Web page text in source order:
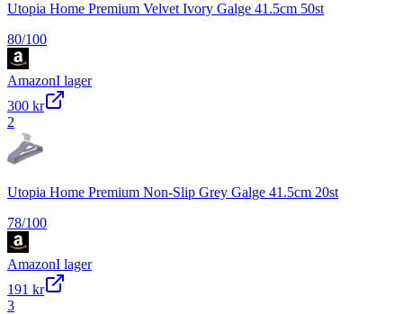
Utopia Home Premium Velvet Ivory Galge 41.5cm 50st
80/100
AmazonI lager
300 kr
2
Utopia Home Premium Non-Slip Grey Galge 41.5cm 20st
78/100
AmazonI lager
191 kr
3